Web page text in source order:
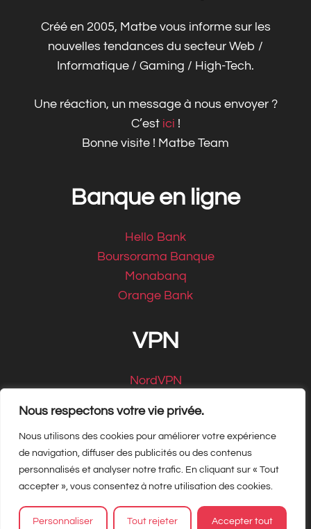
Nous respectons votre vie privée.
Nous utilisons des cookies pour améliorer votre expérience
de navigation, diffuser des publicités ou des contenus
personnalisés et analyser notre trafic. En cliquant sur « Tout
accepter », vous consentez à notre utilisation des cookies.
Personnaliser Tout rejeter Accepter tout
Créé en 2005, Matbe vous informe sur les
nouvelles tendances du secteur Web /
Informatique / Gaming / High-Tech.
Une réaction, un message à nous envoyer ?
C’est ici !
Bonne visite ! Matbe Team
Banque en ligne
Hello Bank
Boursorama Banque
Monabanq
Orange Bank
VPN
NordVPN
Copyright Matbe.com 2026, tous droits
réservés